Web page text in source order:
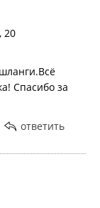
20
Спасибо за
ответить